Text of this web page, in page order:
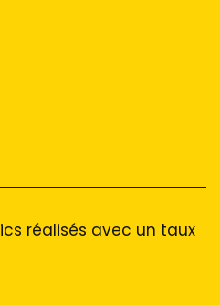
réalisés avec un taux